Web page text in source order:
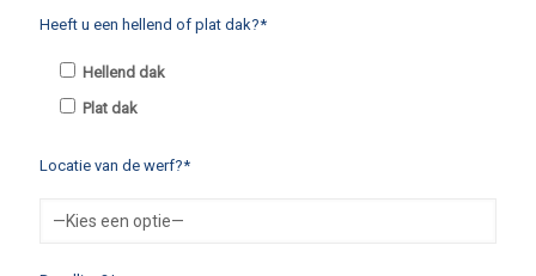
Heeft u een hellend of plat dak?*
Hellend dak
Plat dak
Locatie van de werf?*